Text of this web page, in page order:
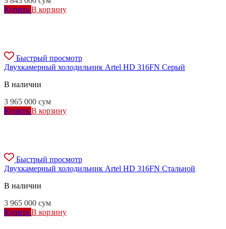
Купить В корзину
Быстрый просмотр
Двухкамерный холодильник Artel HD 316FN Серый
В наличии
3 965 000 сум
Купить В корзину
Быстрый просмотр
Двухкамерный холодильник Artel HD 316FN Стальной
В наличии
3 965 000 сум
Купить В корзину